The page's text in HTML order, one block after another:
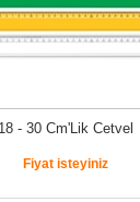
18 - 30 Cm'Lik Cetvel
Fiyat isteyiniz